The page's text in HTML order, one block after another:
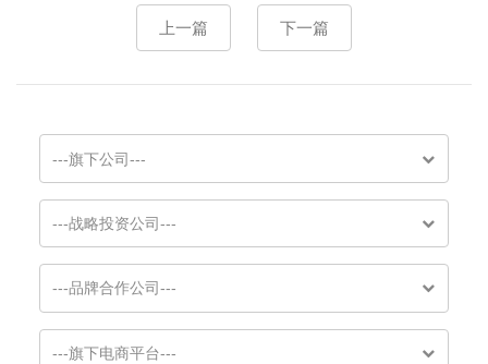
上一篇 下一篇
---旗下公司---
---战略投资公司---
---品牌合作公司---
---旗下电商平台---